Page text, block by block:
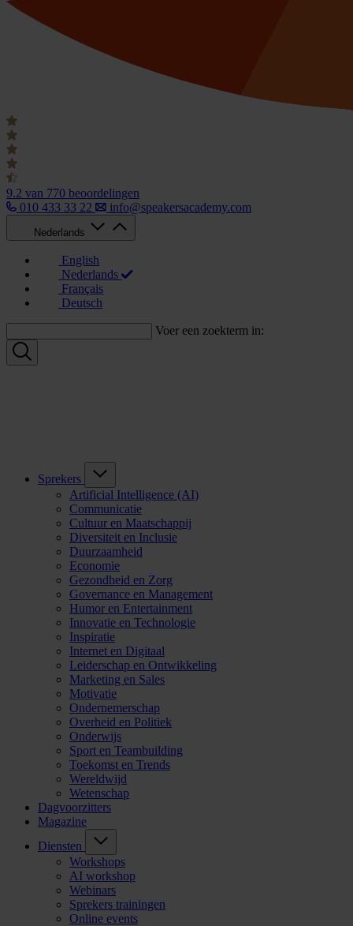
9.2 van 770 beoordelingen
010 433 33 22
info@speakersacademy.com
Nederlands
English
Nederlands
Français
Deutsch
Voer een zoekterm in:
Sprekers
Artificial Intelligence (AI)
Communicatie
Cultuur en Maatschappij
Diversiteit en Inclusie
Duurzaamheid
Economie
Gezondheid en Zorg
Governance en Management
Humor en Entertainment
Innovatie en Technologie
Inspiratie
Internet en Digitaal
Leiderschap en Ontwikkeling
Marketing en Sales
Motivatie
Ondernemerschap
Overheid en Politiek
Onderwijs
Sport en Teambuilding
Toekomst en Trends
Wereldwijd
Wetenschap
Dagvoorzitters
Magazine
Diensten
Workshops
AI workshop
Webinars
Sprekers trainingen
Online events